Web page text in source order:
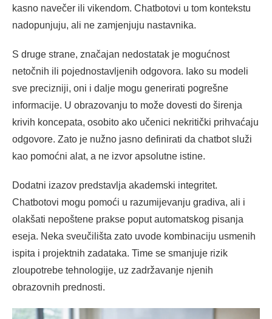
kasno navečer ili vikendom. Chatbotovi u tom kontekstu
nadopunjuju, ali ne zamjenjuju nastavnika.
S druge strane, značajan nedostatak je mogućnost
netočnih ili pojednostavljenih odgovora. Iako su modeli
sve precizniji, oni i dalje mogu generirati pogrešne
informacije. U obrazovanju to može dovesti do širenja
krivih koncepata, osobito ako učenici nekritički prihvaćaju
odgovore. Zato je nužno jasno definirati da chatbot služi
kao pomoćni alat, a ne izvor apsolutne istine.
Dodatni izazov predstavlja akademski integritet.
Chatbotovi mogu pomoći u razumijevanju gradiva, ali i
olakšati nepoštene prakse poput automatskog pisanja
eseja. Neka sveučilišta zato uvode kombinaciju usmenih
ispita i projektnih zadataka. Time se smanjuje rizik
zloupotrebe tehnologije, uz zadržavanje njenih
obrazovnih prednosti.